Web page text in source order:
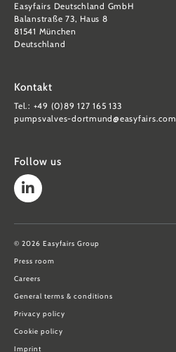
Easyfairs Deutschland GmbH
Balanstraße 73, Haus 8
81541 München
Deutschland
Kontakt
Tel.: +49 (0)89 127 165 133
pumpsvalves-dortmund@easyfairs.com
Follow us
© 2026 Easyfairs Group
Press room
Careers
General terms & conditions
Privacy policy
Cookie policy
Imprint